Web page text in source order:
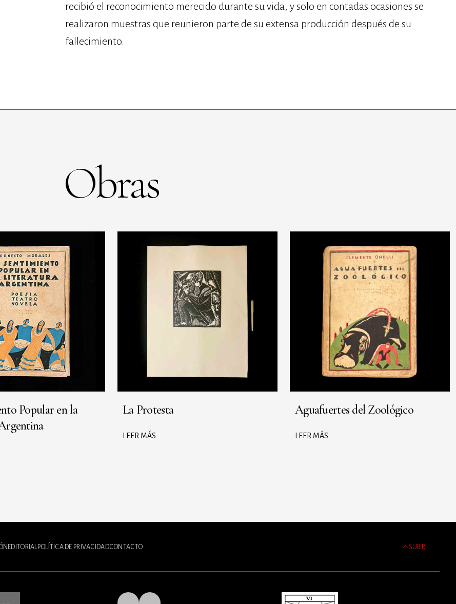
recibió el reconocimiento merecido durante su vida, y solo en contadas ocasiones se
realizaron muestras que reunieron parte de su extensa producción después de su
fallecimiento.
Obras
Popular en la
La Protesta
LEER MÁS
Aguafuertes del Zoológico
LEER MÁS
EDITORIALPOLÍTICA DE PRIVACIDADCONTACTO SUBIR